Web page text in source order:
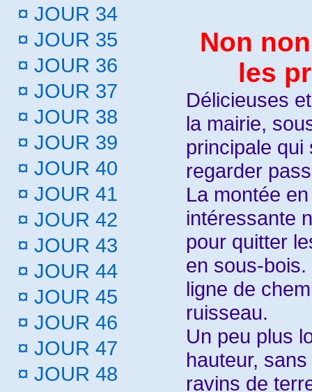
¤ JOUR 34
¤ JOUR 35
¤ JOUR 36
¤ JOUR 37
¤ JOUR 38
¤ JOUR 39
¤ JOUR 40
¤ JOUR 41
¤ JOUR 42
¤ JOUR 43
¤ JOUR 44
¤ JOUR 45
¤ JOUR 46
¤ JOUR 47
¤ JOUR 48
Non
les
Délicieuses
la mairie,
principale qui
regarder
La montée
intéressante
pour quitter
en sous-bois.
ligne de
ruisseau.
Un peu plus
hauteur,
ravins de